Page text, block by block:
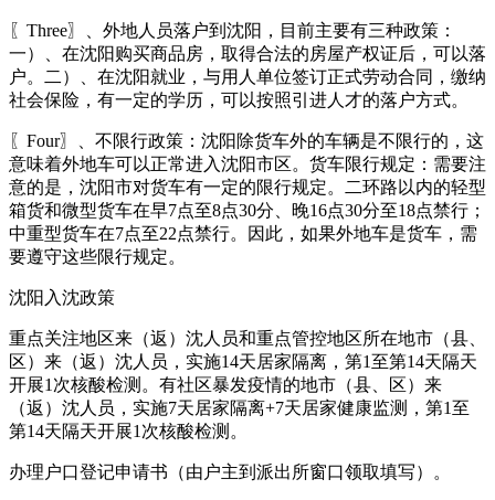
〖Three〗、外地人员落户到沈阳，目前主要有三种政策：
一）、在沈阳购买商品房，取得合法的房屋产权证后，可以落
户。二）、在沈阳就业，与用人单位签订正式劳动合同，缴纳
社会保险，有一定的学历，可以按照引进人才的落户方式。
〖Four〗、不限行政策：沈阳除货车外的车辆是不限行的，这
意味着外地车可以正常进入沈阳市区。货车限行规定：需要注
意的是，沈阳市对货车有一定的限行规定。二环路以内的轻型
箱货和微型货车在早7点至8点30分、晚16点30分至18点禁行；
中重型货车在7点至22点禁行。因此，如果外地车是货车，需
要遵守这些限行规定。
沈阳入沈政策
重点关注地区来（返）沈人员和重点管控地区所在地市（县、
区）来（返）沈人员，实施14天居家隔离，第1至第14天隔天
开展1次核酸检测。有社区暴发疫情的地市（县、区）来
（返）沈人员，实施7天居家隔离+7天居家健康监测，第1至
第14天隔天开展1次核酸检测。
办理户口登记申请书（由户主到派出所窗口领取填写）。